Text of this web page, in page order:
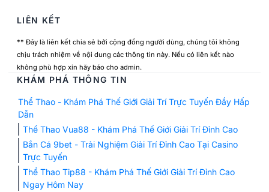
LIÊN KẾT
** Đây là liên kết chia sẻ bởi cộng đồng người dùng, chúng tôi không
chịu trách nhiệm về nội dung các thông tin này. Nếu có liên kết nào
không phù hợp xin hãy báo cho admin.
KHÁM PHÁ THÔNG TIN
Thể Thao - Khám Phá Thế Giới Giải Trí Trực Tuyến Đầy Hấp
Dẫn
Thể Thao Vua88 - Khám Phá Thế Giới Giải Trí Đỉnh Cao
Bắn Cá 9bet - Trải Nghiệm Giải Trí Đỉnh Cao Tại Casino
Trực Tuyến
Thể Thao Tip88 - Khám Phá Thế Giới Giải Trí Đỉnh Cao
Ngay Hôm Nay